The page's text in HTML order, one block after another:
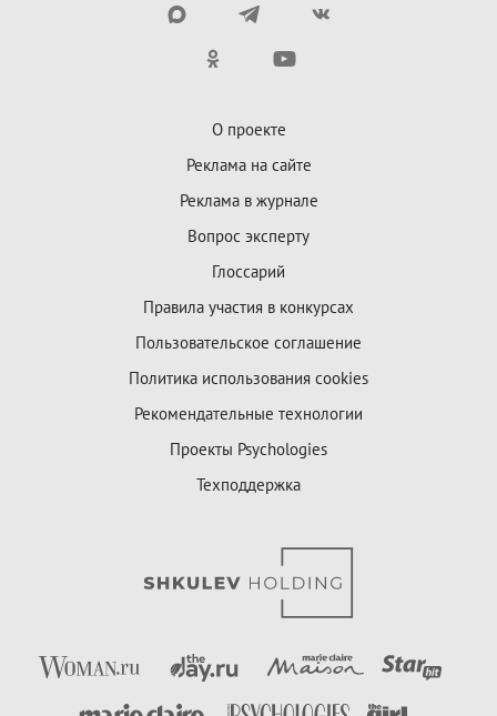
О проекте
Реклама на сайте
Реклама в журнале
Вопрос эксперту
Глоссарий
Правила участия в конкурсах
Пользовательское соглашение
Политика использования cookies
Рекомендательные технологии
Проекты Psychologies
Техподдержка